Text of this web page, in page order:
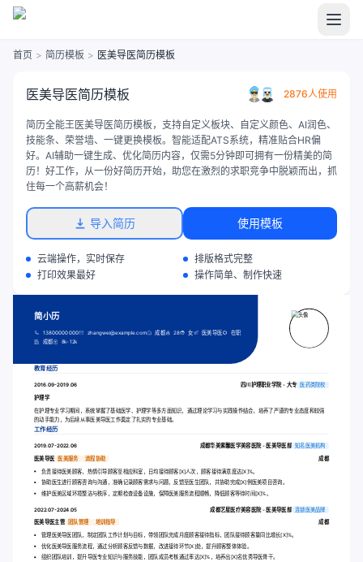
首页 > 简历模板 > 医美导医简历模板
医美导医简历模板 2876人使用
简历全能王医美导医简历模板，支持自定义板块、自定义颜色、AI润色、
技能条、荣誉墙、一键更换模板。智能适配ATS系统，精准贴合HR偏
好。AI辅助一键生成、优化简历内容，仅需5分钟即可拥有一份精美的简
历！好工作，从一份好简历开始，助您在激烈的求职竞争中脱颖而出，抓
住每一个高薪机会！
导入简历 使用模板
云端操作，实时保存
排版格式完整
打印效果最好
操作简单、制作快速
简小历
13800000000 zhangwei@example.com 成都 28 女 医美导医
在职
成都
8k-12k
教育经历
2016.09-2019.06 四川护理职业学院 - 大专 医药类院校
护理学
在护理专业学习期间，系统掌握了基础医学、护理学等多方面知识，通过理论学习与实践操作结合，培养了严谨的专业态度和较强
的动手能力，为后续从事医美导医工作奠定了扎实的专业基础。
工作经历
2019.07-2022.06 成都华美紫馨医学美容医院 - 医美导医部 知名医美机构
医美导医 医美服务 流程协助 成都
负责接待医美顾客，热情引导顾客至相应科室，日均接待顾客[X]人次，顾客接待满意度达[X]%。
协助医生进行顾客咨询与沟通，准确记录顾客需求与问题，反馈至医生团队，共协助完成[X]例医美项目咨询。
维护医美区域环境整洁与秩序，定期检查设备设施，保障医美服务流程顺畅，降低顾客等待时间[X]%。
2022.07-2024.05 成都艺星医疗美容医院 - 医美导医部 连锁医美品牌
医美导医主管
团队管理 培训指导 成都
管理医美导医团队，制定团队工作计划与目标，带领团队完成月度顾客接待指标，团队接待顾客量同比增长[X]%。
优化医美导医服务流程，通过分析顾客反馈与数据，改进接待环节[X]处，提升顾客整体体验。
组织团队培训，提升导医专业知识与服务技能，团队成员考核通过率达[X]%，培养出[X]名优秀导医骨干。